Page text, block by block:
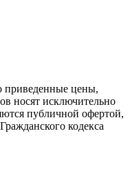
приведенные цены,
носят исключительно
публичной офертой,
кодекса